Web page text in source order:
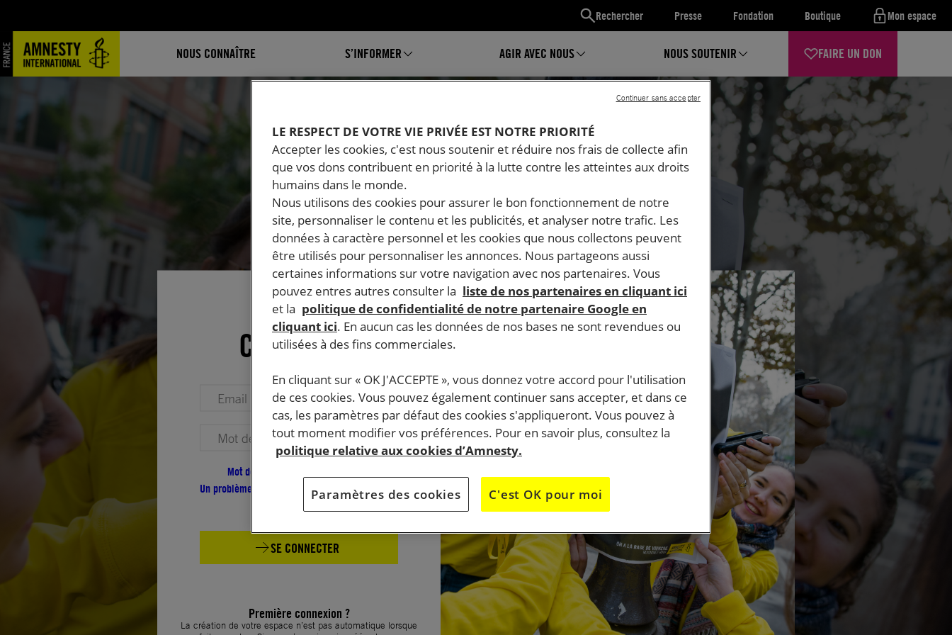
Rechercher Presse Fondation Boutique Mon espace
NOUS CONNAÎTRE S’INFORMER AGIR AVEC NOUS NOUS SOUTENIR FAIRE UN DON
Mon espace
Connexion
Votre adresse email (obligatoire)
Votre mot de passe (obligatoire)
Mot de passe oublié ?
Un problème de connexion ?
SE CONNECTER
Première connexion ?
La création de votre espace n’est pas automatique lorsque
LE RESPECT DE VOTRE VIE PRIVÉE EST NOTRE PRIORITÉ
Accepter les cookies, c'est nous soutenir et réduire nos frais de collecte afin
que vos dons contribuent en priorité à la lutte contre les atteintes aux droits
humains dans le monde.
Nous utilisons des cookies pour assurer le bon fonctionnement de notre
site, personnaliser le contenu et les publicités, et analyser notre trafic. Les
données à caractère personnel et les cookies que nous collectons peuvent
être utilisés pour personnaliser les annonces. Nous partageons aussi
certaines informations sur votre navigation avec nos partenaires. Vous
pouvez entres autres consulter la liste de nos partenaires en cliquant ici
et la politique de confidentialité de notre partenaire Google en
cliquant ici. En aucun cas les données de nos bases ne sont revendues ou
utilisées à des fins commerciales.
En cliquant sur « OK J'ACCEPTE », vous donnez votre accord pour l'utilisation
de ces cookies. Vous pouvez également continuer sans accepter, et dans ce
cas, les paramètres par défaut des cookies s'appliqueront. Vous pouvez à
tout moment modifier vos préférences. Pour en savoir plus, consultez la
politique relative aux cookies d’Amnesty.
Paramètres des cookies C'est OK pour moi
Continuer sans accepter